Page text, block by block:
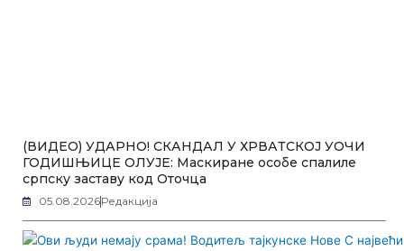
(ВИДЕО) УДАРНО! СКАНДАЛ У ХРВАТСКОЈ УОЧИ
ГОДИШЊИЦЕ ОЛУЈЕ: Маскиране особе спалиле
српску заставу код Оточца
05.08.2026Редакција